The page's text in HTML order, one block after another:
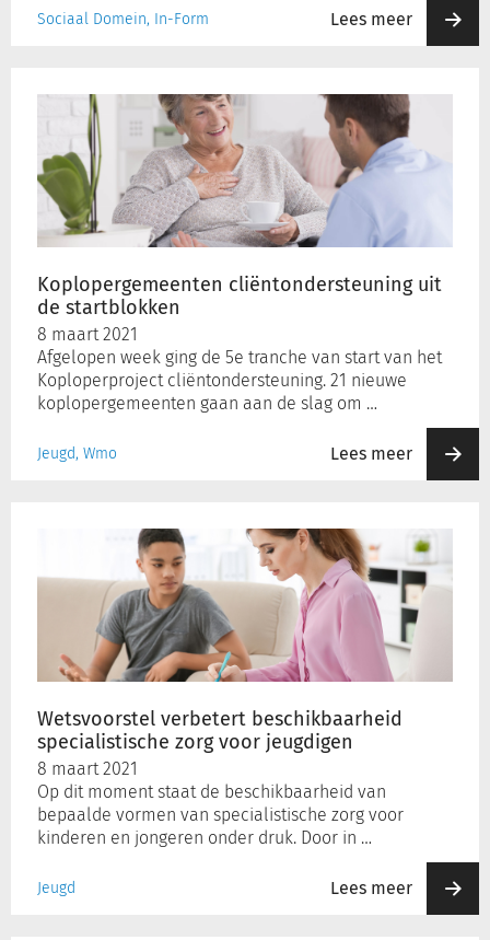
Sociaal Domein, In-Form Lees meer
Koplopergemeenten cliëntondersteuning uit
de startblokken
8 maart 2021
Afgelopen week ging de 5e tranche van start van het
Koploperproject cliëntondersteuning. 21 nieuwe
koplopergemeenten gaan aan de slag om …
Jeugd, Wmo Lees meer
cliëntondersteuning
startblokken
Wetsvoorstel verbetert beschikbaarheid
specialistische zorg voor jeugdigen
8 maart 2021
Op dit moment staat de beschikbaarheid van
bepaalde vormen van specialistische zorg voor
kinderen en jongeren onder druk. Door in …
Jeugd Lees meer
beschikbaarheid
specialistische
jeugdigen